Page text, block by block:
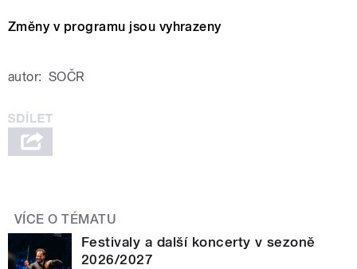
Změny v programu jsou vyhrazeny
autor: SOČR
VÍCE O TÉMATU
Festivaly a další koncerty v sezoně
2026/2027